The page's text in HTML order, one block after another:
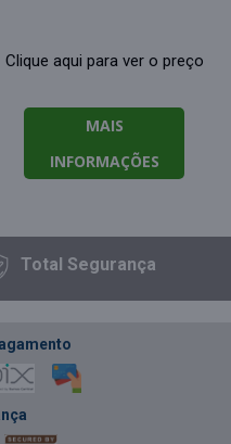
Clique aqui para ver o preço
MAIS
INFORMAÇÕES
TotalSegurança